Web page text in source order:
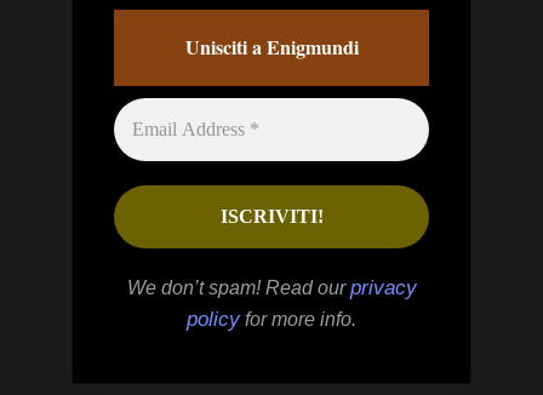
Unisciti a Enigmundi
We don’t spam! Read ourprivacy
policyfor more info.